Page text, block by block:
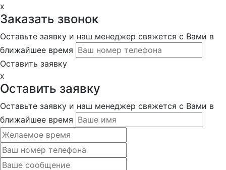
x
Заказать звонок
Оставьте заявку и наш менеджер свяжется с Вами в
ближайшее время
Оставить заявку
x
Оставить заявку
Оставьте заявку и наш менеджер свяжется с Вами в
ближайшее время